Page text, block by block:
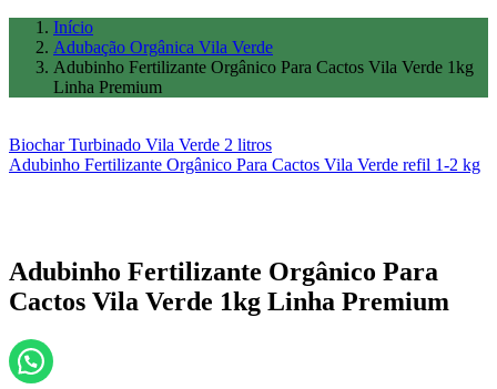
Início
Adubação Orgânica Vila Verde
Adubinho Fertilizante Orgânico Para Cactos Vila Verde 1kg
Linha Premium
Biochar Turbinado Vila Verde 2 litros
Adubinho Fertilizante Orgânico Para Cactos Vila Verde refil 1-2 kg
Adubinho Fertilizante Orgânico Para
Cactos Vila Verde 1kg Linha Premium